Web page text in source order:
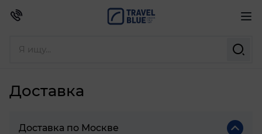
Доставка
Доставка по Москве